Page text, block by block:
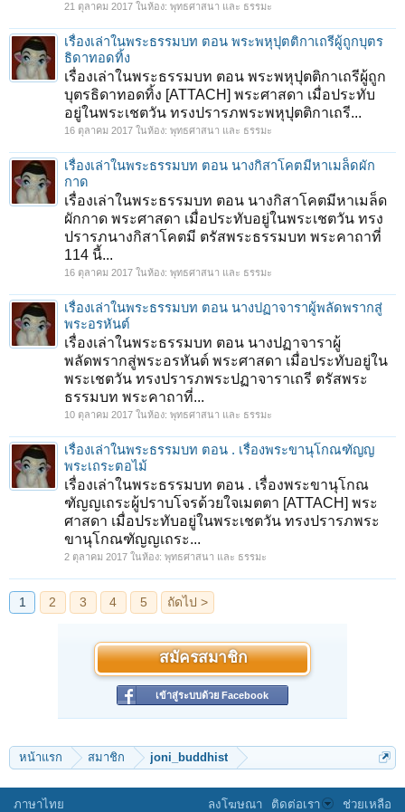
21 ตุลาคม 2017 ในห้อง: พุทธศาสนา และ ธรรมะ
เรื่องเล่าในพระธรรมบท ตอน พระพหุปุตติกาเถรีผู้ถูกบุตร
ธิดาทอดทิ้ง
เรื่องเล่าในพระธรรมบท ตอน พระพหุปุตติกาเถรีผู้ถูก
บุตรธิดาทอดทิ้ง [ATTACH] พระศาสดา เมื่อประทับ
อยู่ในพระเชตวัน ทรงปรารภพระพหุปุตติกาเถรี...
16 ตุลาคม 2017 ในห้อง: พุทธศาสนา และ ธรรมะ
เรื่องเล่าในพระธรรมบท ตอน นางกิสาโคตมีหาเมล็ดผัก
กาด
เรื่องเล่าในพระธรรมบท ตอน นางกิสาโคตมีหาเมล็ด
ผักกาด พระศาสดา เมื่อประทับอยู่ในพระเชตวัน ทรง
ปรารภนางกิสาโคตมี ตรัสพระธรรมบท พระคาถาที่
114 นี้...
16 ตุลาคม 2017 ในห้อง: พุทธศาสนา และ ธรรมะ
เรื่องเล่าในพระธรรมบท ตอน นางปฏาจาราผู้พลัดพรากสู่
พระอรหันต์
เรื่องเล่าในพระธรรมบท ตอน นางปฏาจาราผู้
พลัดพรากสู่พระอรหันต์ พระศาสดา เมื่อประทับอยู่ใน
พระเชตวัน ทรงปรารภพระปฏาจาราเถรี ตรัสพระ
ธรรมบท พระคาถาที่...
10 ตุลาคม 2017 ในห้อง: พุทธศาสนา และ ธรรมะ
เรื่องเล่าในพระธรรมบท ตอน . เรื่องพระขานุโกณฑัญญ
พระเถระตอไม้
เรื่องเล่าในพระธรรมบท ตอน . เรื่องพระขานุโกณ
ฑัญญเถระผู้ปราบโจรด้วยใจเมตตา [ATTACH] พระ
ศาสดา เมื่อประทับอยู่ในพระเชตวัน ทรงปรารภพระ
ขานุโกณฑัญญเถระ...
2 ตุลาคม 2017 ในห้อง: พุทธศาสนา และ ธรรมะ
สมัครสมาชิก
เข้าสู่ระบบด้วย Facebook
หน้าแรก สมาชิก joni_buddhist
ภาษาไทย ลงโฆษณา ติดต่อเรา ช่วยเหลือ